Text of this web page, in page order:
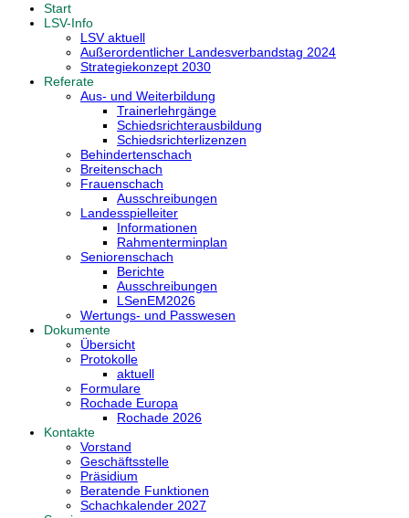
Start
LSV-Info
LSV aktuell
Außerordentlicher Landesverbandstag 2024
Strategiekonzept 2030
Referate
Aus- und Weiterbildung
Trainerlehrgänge
Schiedsrichterausbildung
Schiedsrichterlizenzen
Behindertenschach
Breitenschach
Frauenschach
Ausschreibungen
Landesspielleiter
Informationen
Rahmenterminplan
Seniorenschach
Berichte
Ausschreibungen
LSenEM2026
Wertungs- und Passwesen
Dokumente
Übersicht
Protokolle
aktuell
Formulare
Rochade Europa
Rochade 2026
Kontakte
Vorstand
Geschäftsstelle
Präsidium
Beratende Funktionen
Schachkalender 2027